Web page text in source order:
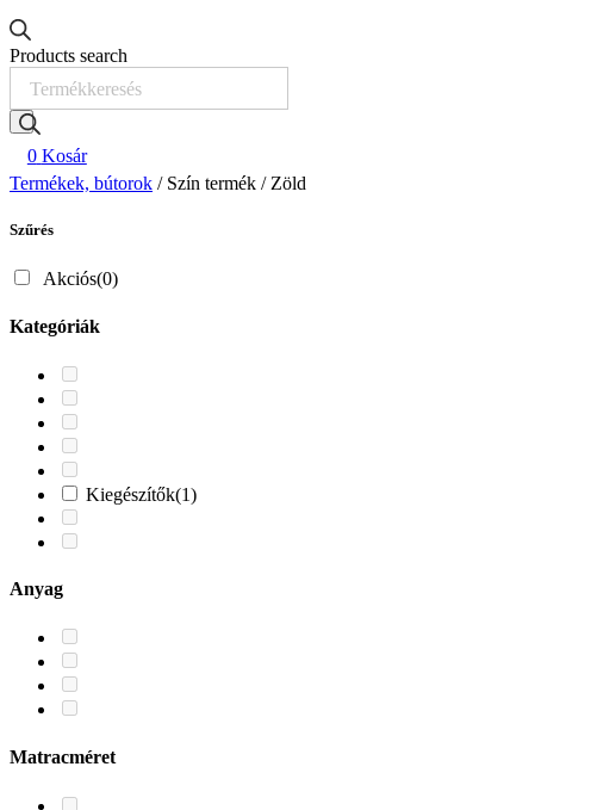
Products search
0 Kosár
Termékek, bútorok / Szín termék / Zöld
Szűrés
Akciós(0)
Kategóriák
Kiegészítők(1)
Anyag
Matracméret